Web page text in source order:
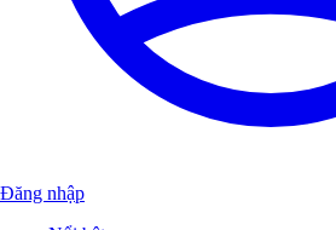
Đăng nhập